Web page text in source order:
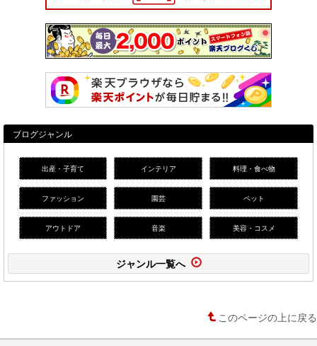
ブログジャンル
出産・子育て インテリア 料理・食べ物
ファッション 園芸 ペット
アウトドア 音楽 美容・コスメ
ジャンル一覧へ
このページの上に戻る